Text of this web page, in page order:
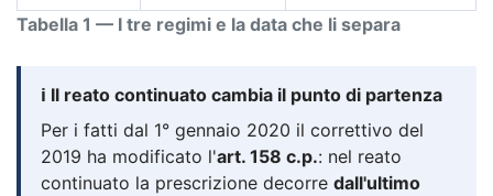
Tabella 1 — I tre regimi e la data che li separa
ℹ️ Il reato continuato cambia il punto di partenza
Per i fatti dal 1° gennaio 2020 il correttivo del
2019 ha modificato l'art. 158 c.p.: nel reato
continuato la prescrizione decorre dall'ultimo